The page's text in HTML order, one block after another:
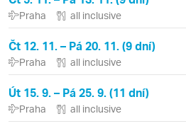
Praha all inclusive
Čt 12. 11. – Pá 20. 11. (9 dní)
Praha all inclusive
Út 15. 9. – Pá 25. 9. (11 dní)
Praha all inclusive